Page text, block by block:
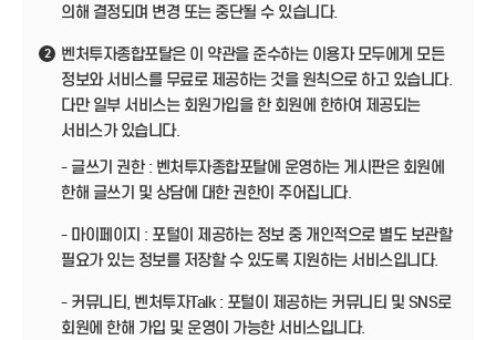
의해 결정되며 변경 또는 중단될 수 있습니다.
2
벤처투자종합포탈은 이 약관을 준수하는 이용자 모두에게 모든
정보와 서비스를 무료로 제공하는 것을 원칙으로 하고 있습니다.
다만 일부 서비스는 회원가입을 한 회원에 한하여 제공되는
서비스가 있습니다.
- 글쓰기 권한 : 벤처투자종합포탈에 운영하는 게시판은 회원에
한해 글쓰기 및 상담에 대한 권한이 주어집니다.
- 마이페이지 : 포털이 제공하는 정보 중 개인적으로 별도 보관할
필요가 있는 정보를 저장할 수 있도록 지원하는 서비스입니다.
- 커뮤니티, 벤처투자Talk : 포털이 제공하는 커뮤니티 및 SNS로
회원에 한해 가입 및 운영이 가능한 서비스입니다.